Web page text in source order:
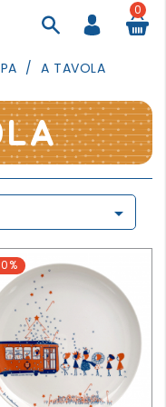
0
A TAVOLA
